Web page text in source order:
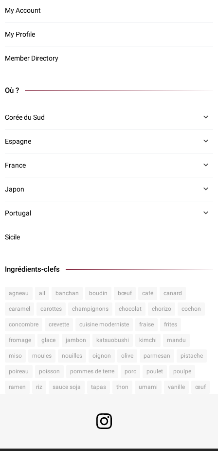
My Account
My Profile
Member Directory
Où ?
Corée du Sud
Espagne
France
Japon
Portugal
Sicile
Ingrédients-clefs
agneau ail banchan boudin bœuf café canard
caramel carottes champignons chocolat chorizo cochon
concombre crevette cuisine moderniste fraise frites
fromage glace jambon katsuobushi kimchi mandu
miso moules nouilles oignon olive parmesan pistache
poireau poisson pommes de terre porc poulet poulpe
ramen riz sauce soja tapas thon umami vanille œuf